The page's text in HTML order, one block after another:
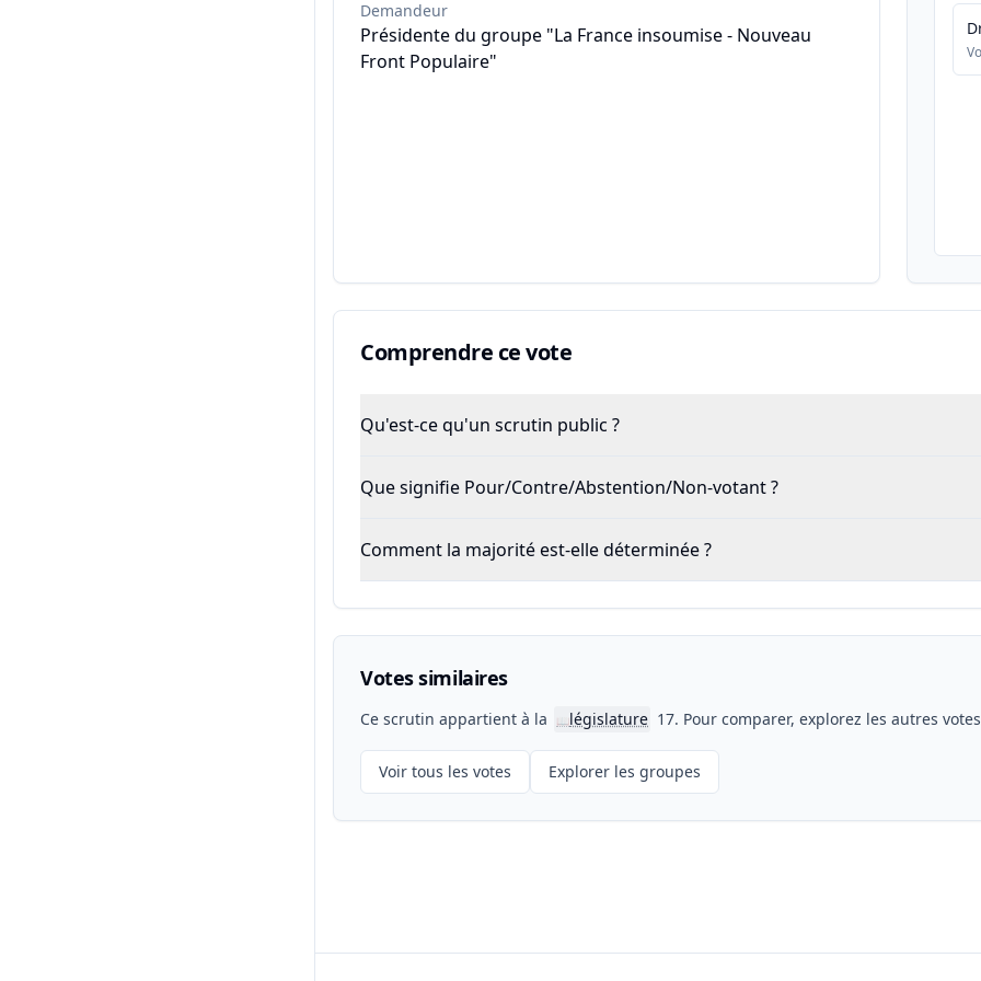
Demandeur
Présidente du groupe "La France insoumise - Nouveau
Front Populaire"
Comprendre ce vote
Qu'est-ce qu'un scrutin public ?
Que signifie Pour/Contre/Abstention/Non-votant ?
Comment la majorité est-elle déterminée ?
Votes similaires
Ce scrutin appartient à la 📖législature 17. Pour comparer, explorez les autres
Voir tous les votes Explorer les groupes